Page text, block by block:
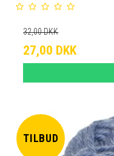
32,00 DKK
27,00 DKK
TILBUD